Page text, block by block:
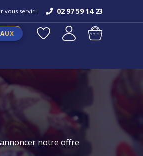
vous servir ! 02 97 59 14 23
notre offre